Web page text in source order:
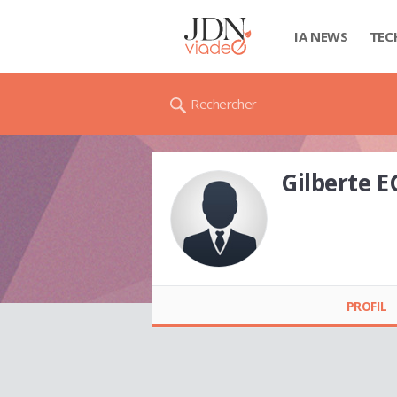
IA NEWS
Rechercher
Gilberte
PROFIL